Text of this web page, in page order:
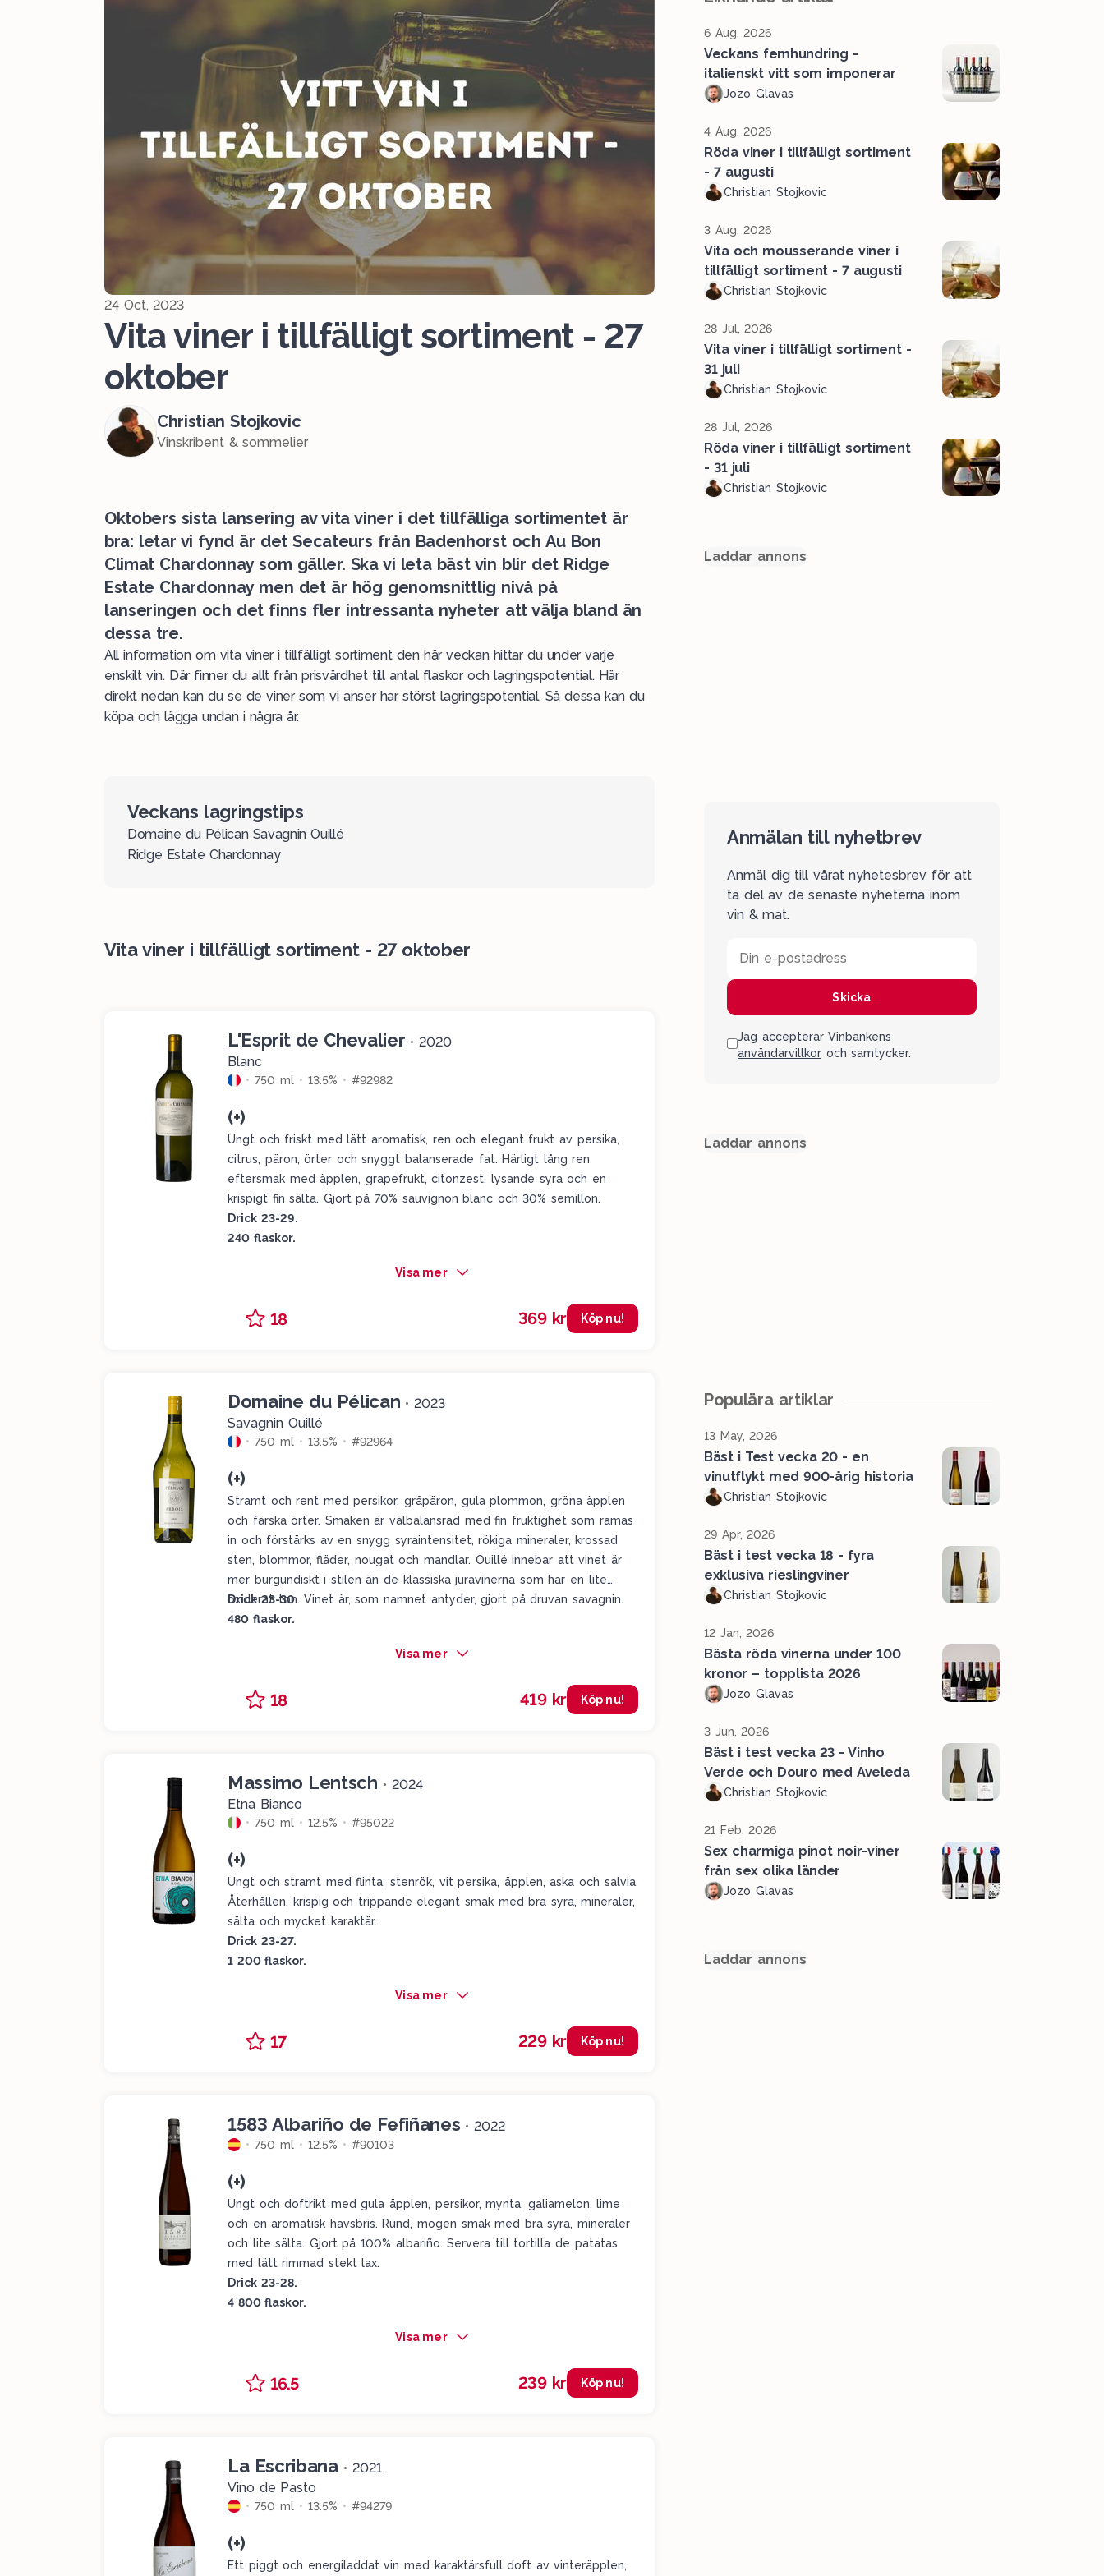
24 Oct, 2023
Vita viner i tillfälligt sortiment - 27
oktober
Christian Stojkovic
Vinskribent & sommelier
Oktobers sista lansering av vita viner i det tillfälliga sortimentet är
bra: letar vi fynd är det Secateurs från Badenhorst och Au Bon
Climat Chardonnay som gäller. Ska vi leta bäst vin blir det Ridge
Estate Chardonnay men det är hög genomsnittlig nivå på
lanseringen och det finns fler intressanta nyheter att välja bland än
dessa tre.
All information om vitaviner i tillfälligtsortiment den här veckan hittar du under varje
enskilt vin. Där finner du allt från prisvärdhet till antal flaskor och lagringspotential. Här
direkt nedan kan du se de viner som vi anser har störst lagringspotential. Så dessa kan du
köpa och lägga undan i några år.
Veckans lagringstips
Domaine du Pélican Savagnin Ouillé
Ridge Estate Chardonnay
Vita viner i tillfälligt sortiment - 27 oktober
L'Esprit de Chevalier • 2020
Blanc
750 ml 13.5% #92982
(+)
Ungt och friskt med lätt aromatisk, ren och elegant frukt av persika,
citrus, päron, örter och snyggt balanserade fat. Härligt lång ren
eftersmak med äpplen, grapefrukt, citonzest, lysande syra och en
krispigt fin sälta. Gjort på 70% sauvignon blanc och 30% semillon.
Drick 23-29.
240 flaskor.
Visa mer
18 369 kr Köp nu!
Domaine du Pélican • 2023
Savagnin Ouillé
750 ml 13.5% #92964
(+)
Stramt och rent med persikor, gråpäron, gula plommon, gröna äpplen
och färska örter. Smaken är välbalansrad med fin fruktighet som ramas
in och förstärks av en snygg syraintensitet, rökiga mineraler, krossad
sten, blommor, fläder, nougat och mandlar. Ouillé innebar att vinet är
mer burgundiskt i stilen än de klassiska juravinerna som har en lite
oxiderat ton. Vinet är, som namnet antyder, gjort på druvan savagnin.
Drick 23-30.
480 flaskor.
Visa mer
18 419 kr Köp nu!
Massimo Lentsch • 2024
Etna Bianco
750 ml 12.5% #95022
(+)
Ungt och stramt med flinta, stenrök, vit persika, äpplen, aska och salvia.
Återhållen, krispig och trippande elegant smak med bra syra, mineraler,
sälta och mycket karaktär.
Drick 23-27.
1 200 flaskor.
Visa mer
17 229 kr Köp nu!
1583 Albariño de Fefiñanes • 2022
750 ml 12.5% #90103
(+)
Ungt och doftrikt med gula äpplen, persikor, mynta, galiamelon, lime
och en aromatisk havsbris. Rund, mogen smak med bra syra, mineraler
och lite sälta. Gjort på 100% albariño. Servera till tortilla de patatas
med lätt rimmad stekt lax.
Drick 23-28.
4 800 flaskor.
Visa mer
16.5 239 kr Köp nu!
La Escribana • 2021
Vino de Pasto
750 ml 13.5% #94279
(+)
Ett piggt och energiladdat vin med karaktärsfull doft av vinteräpplen,
6 Aug, 2026
Veckans femhundring -
italienskt vitt som imponerar
Jozo Glavas
4 Aug, 2026
Röda viner i tillfälligt sortiment
- 7 augusti
Christian Stojkovic
3 Aug, 2026
Vita och mousserande viner i
tillfälligt sortiment - 7 augusti
Christian Stojkovic
28 Jul, 2026
Vita viner i tillfälligt sortiment -
31 juli
Christian Stojkovic
28 Jul, 2026
Röda viner i tillfälligt sortiment
- 31 juli
Christian Stojkovic
Laddar annons
Anmälan till nyhetbrev
Anmäl dig till vårat nyhetesbrev för att
ta del av de senaste nyheterna inom
vin & mat.
Din e-postadress
Skicka
Jag accepterar Vinbankens
användarvillkor och samtycker.
Laddar annons
Populära artiklar
13 May, 2026
Bäst i Test vecka 20 - en
vinutflykt med 900-årig historia
Christian Stojkovic
29 Apr, 2026
Bäst i test vecka 18 - fyra
exklusiva rieslingviner
Christian Stojkovic
12 Jan, 2026
Bästa röda vinerna under 100
kronor – topplista 2026
Jozo Glavas
3 Jun, 2026
Bäst i test vecka 23 - Vinho
Verde och Douro med Aveleda
Christian Stojkovic
21 Feb, 2026
Sex charmiga pinot noir-viner
från sex olika länder
Jozo Glavas
Laddar annons